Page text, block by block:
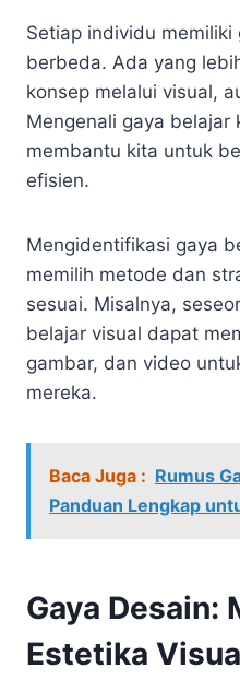
Setiap individu memiliki
berbeda. Ada yang
konsep melalui visual,
Mengenali gaya belajar
membantu kita untuk
efisien.
Mengidentifikasi gaya
memilih metode dan
sesuai. Misalnya,
belajar visual dapat
gambar, dan video
mereka.
Baca Juga : Rumus
Panduan Lengkap
Gaya Desain:
Estetika